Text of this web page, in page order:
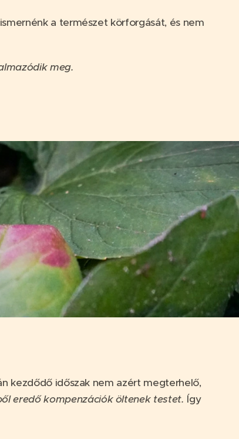
a természet körforgását, és nem
meg.
kezdődő időszak nem azért megterhelő,
eredő kompenzációk öltenek testet. Így